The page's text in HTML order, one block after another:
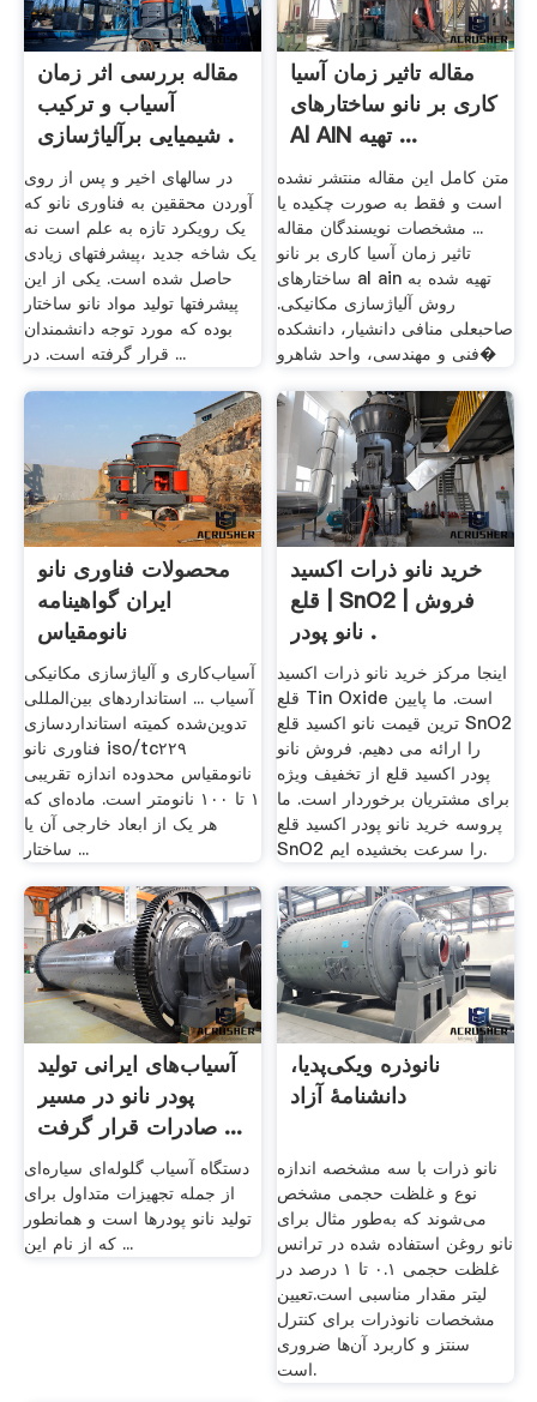
مقاله بررسی اثر زمان
آسیاب و ترکیب
شیمیایی برآلیاژسازی .
در سالهای اخیر و پس از روی
آوردن محققین به فناوری نانو که
یک رویکرد تازه به علم است نه
یک شاخه جدید ،پیشرفتهای زیادی
حاصل شده است. یکی از این
پیشرفتها تولید مواد نانو ساختار
بوده که مورد توجه دانشمندان
قرار گرفته است. در ...
مقاله تاثیر زمان آسیا
کاری بر نانو ساختارهای
Al AIN تهیه ...
متن کامل این مقاله منتشر نشده
است و فقط به صورت چکیده یا
... مشخصات نویسندگان مقاله
تاثیر زمان آسیا کاری بر نانو
ساختارهای al ain تهیه شده به
روش آلیاژسازی مکانیکی.
صاحبعلی منافی دانشیار، دانشکده
فنی و مهندسی، واحد شاهرو�
محصولات فناوری نانو
ایران گواهینامه
نانومقیاس
آسیاب‌کاری و آلیاژسازی مکانیکی
آسیاب ... استانداردهای بین‌المللی
تدوین‌شده کمیته استانداردسازی
فناوری نانو iso/tc۲۲۹
نانومقیاس محدوده اندازه تقریبی
۱ تا ۱۰۰ نانومتر است. ماده‌ای که
هر یک از ابعاد خارجی آن یا
ساختار ...
خرید نانو ذرات اکسید
قلع | SnO2 | فروش
نانو پودر .
اینجا مرکز خرید نانو ذرات اکسید
قلع Tin Oxide است. ما پایین
ترین قیمت نانو اکسید قلع SnO2
را ارائه می دهیم. فروش نانو
پودر اکسید قلع از تخفیف ویژه
برای مشتریان برخوردار است. ما
پروسه خرید نانو پودر اکسید قلع
SnO2 را سرعت بخشیده ایم.
آسیاب‌های ایرانی تولید
پودر نانو در مسیر
صادرات قرار گرفت ...
دستگاه آسیاب گلوله‌ای سیاره‌ای
از جمله تجهیزات متداول برای
تولید نانو پودرها است و همانطور
که از نام این ...
نانوذره ویکی‌پدیا،
دانشنامهٔ آزاد
نانو ذرات با سه مشخصه اندازه
نوع و غلظت حجمی مشخص
می‌شوند که به‌طور مثال برای
نانو روغن استفاده شده در ترانس
غلظت حجمی ۰.۱ تا ۱ درصد در
لیتر مقدار مناسبی است.تعیین
مشخصات نانوذرات برای کنترل
سنتز و کاربرد آن‌ها ضروری
است.